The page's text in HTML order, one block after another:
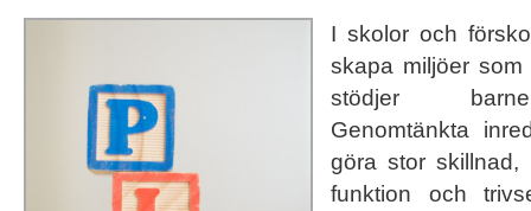
I skolor och
skapa miljöer
stödjer
Genomtänkta
göra stor
funktion och